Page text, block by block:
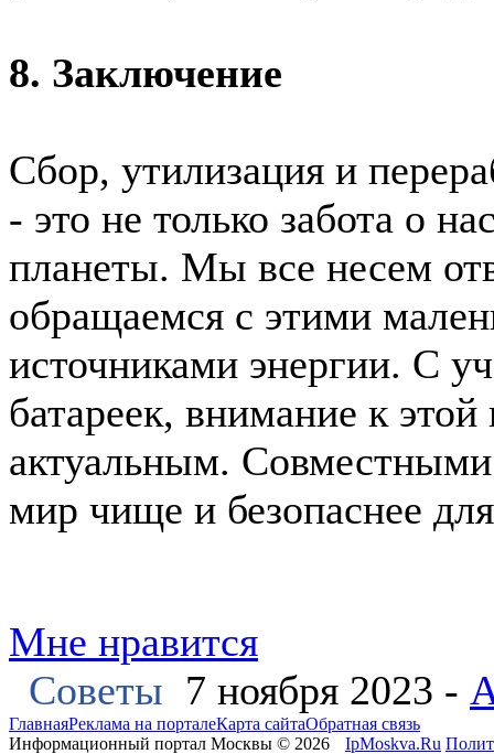
8. Заключение
Сбор, утилизация и
- это не только забота о
планеты. Мы все несем
обращаемся с этими
источниками энергии. С
батареек, внимание к
актуальным.
мир чище и безопаснее
Мне нравится
Советы 7 ноября 2023 -
ГлавнаяРеклама на порталеКарта сайтаОбратная связь
Информационный портал Москвы © 2026
IpMoskva.Ru